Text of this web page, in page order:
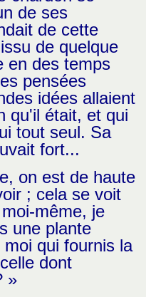
de ses
de cette
de quelque
en des temps
pensées
idées allaient
qu'il était, et qui
tout seul. Sa
fort...
on est de haute
; cela se voit
même, je
une plante
qui fournis la
dont
»